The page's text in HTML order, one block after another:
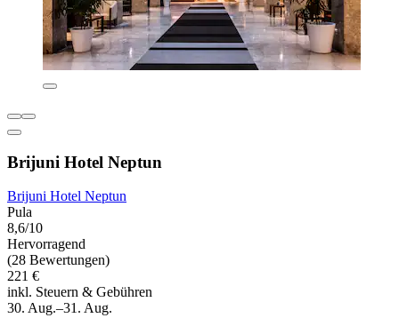
Brijuni Hotel Neptun
Brijuni Hotel Neptun
Pula
8,6/10
Hervorragend
(28 Bewertungen)
221 €
inkl. Steuern & Gebühren
30. Aug.–31. Aug.